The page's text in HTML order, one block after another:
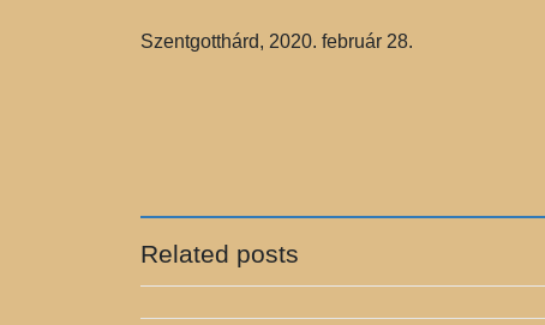
Szentgotthárd, 2020. február 28.
Related posts